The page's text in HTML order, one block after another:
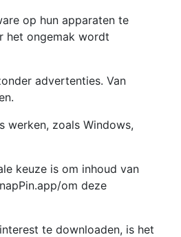
op hun apparaten te
het ongemak wordt
advertenties. Van
werken, zoals Windows,
keuze is om inhoud van
om deze
te downloaden, is het